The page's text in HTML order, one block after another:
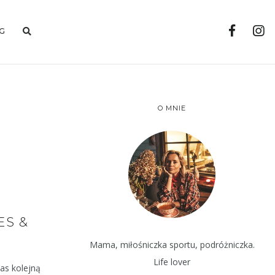
&
kolejną
O MNIE
Mama, miłośniczka sportu, podróżniczka.
Life lover